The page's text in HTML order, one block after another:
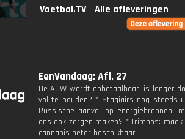
Voetbal.TV
Alle afleveringen
EenVandaag: Afl. 27
De AOW wordt onbetaalbaar: is langer
vol te houden? * Stagiairs nog steeds
Russische aanval op energiebronnen:
ons ook zorgen maken? * Trimbos:
cannabis beter beschikbaar